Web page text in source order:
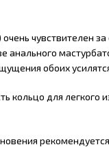
чувствителен
анального
обоих
кольцо для легкого